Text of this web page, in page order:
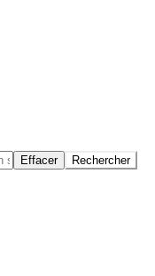
Effacer Rechercher